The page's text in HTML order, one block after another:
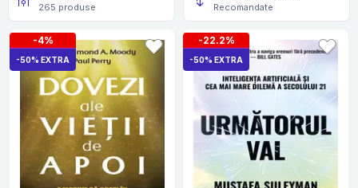
265 produse Recomandate
-4%
-50% EXTRA
-22.2%
-50% EXTRA